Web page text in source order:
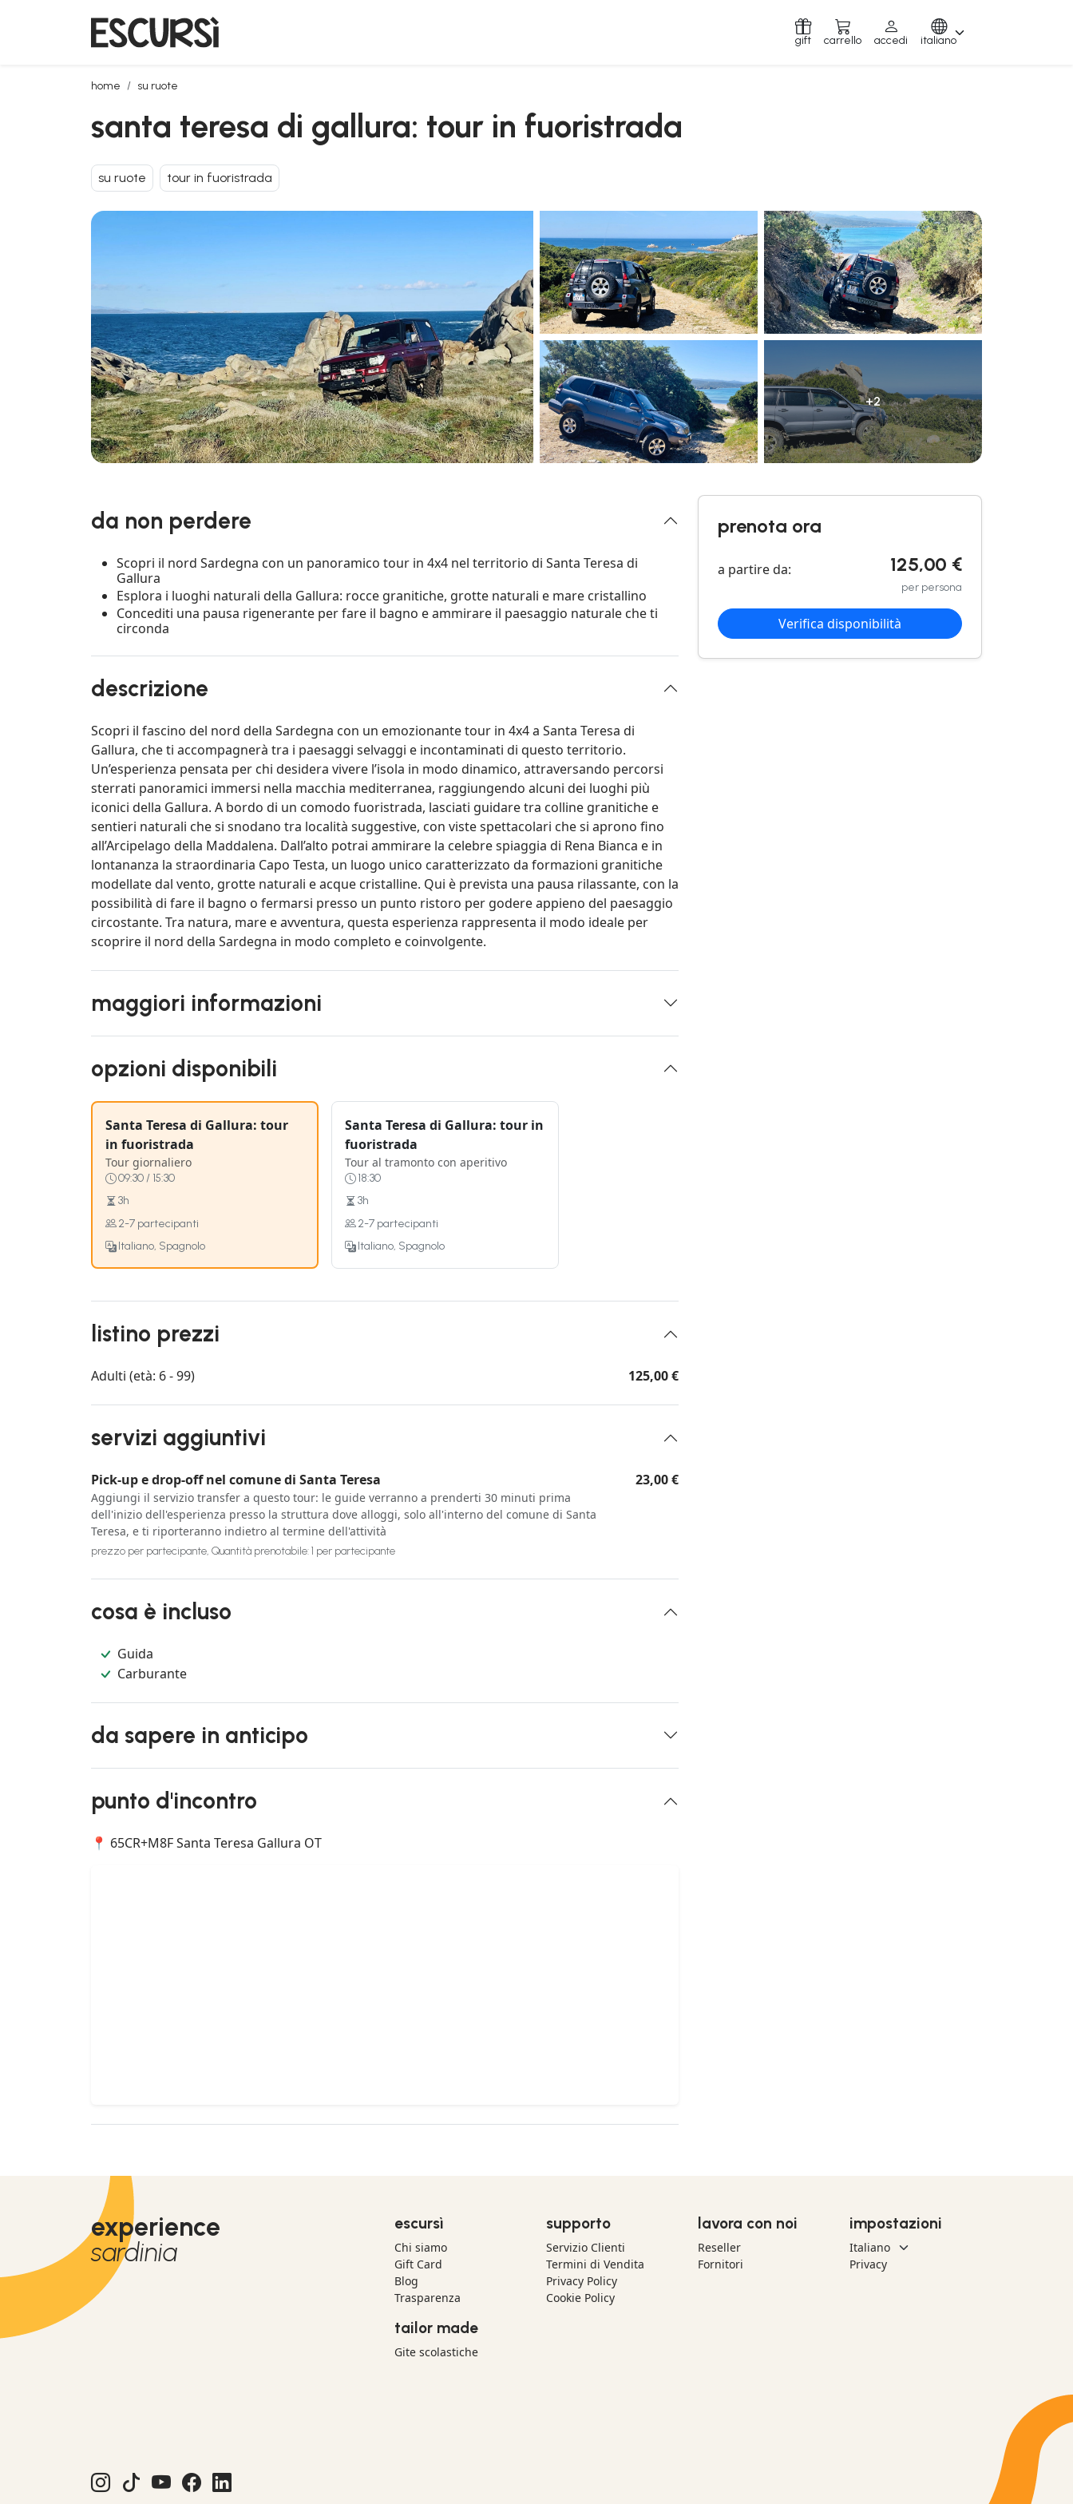
gift carrello accedi italiano
home su ruote
santa teresa di gallura: tour in fuoristrada
santa teresa di gallura: tour in fuoristrada
su ruote tour in fuoristrada
+2
da non perdere
Scopri il nord Sardegna con un panoramico tour in 4x4 nel territorio di Santa Teresa di
Gallura
Esplora i luoghi naturali della Gallura: rocce granitiche, grotte naturali e mare cristallino
Concediti una pausa rigenerante per fare il bagno e ammirare il paesaggio naturale che ti
circonda
descrizione
Scopri il fascino del nord della Sardegna con un emozionante tour in 4x4 a Santa Teresa di
Gallura, che ti accompagnerà tra i paesaggi selvaggi e incontaminati di questo territorio.
Un’esperienza pensata per chi desidera vivere l’isola in modo dinamico, attraversando percorsi
sterrati panoramici immersi nella macchia mediterranea, raggiungendo alcuni dei luoghi più
iconici della Gallura. A bordo di un comodo fuoristrada, lasciati guidare tra colline granitiche e
sentieri naturali che si snodano tra località suggestive, con viste spettacolari che si aprono fino
all’Arcipelago della Maddalena. Dall’alto potrai ammirare la celebre spiaggia di Rena Bianca e in
lontananza la straordinaria Capo Testa, un luogo unico caratterizzato da formazioni granitiche
modellate dal vento, grotte naturali e acque cristalline. Qui è prevista una pausa rilassante, con la
possibilità di fare il bagno o fermarsi presso un punto ristoro per godere appieno del paesaggio
circostante. Tra natura, mare e avventura, questa esperienza rappresenta il modo ideale per
scoprire il nord della Sardegna in modo completo e coinvolgente.
maggiori informazioni
opzioni disponibili
Santa Teresa di Gallura: tour
in fuoristrada
Tour giornaliero
09:30 / 15:30
3h
2-7 partecipanti
Italiano, Spagnolo
Santa Teresa di Gallura: tour in
fuoristrada
Tour al tramonto con aperitivo
18:30
3h
2-7 partecipanti
Italiano, Spagnolo
listino prezzi
Adulti (età: 6 - 99) 125,00 €
servizi aggiuntivi
Pick-up e drop-off nel comune di Santa Teresa
Aggiungi il servizio transfer a questo tour: le guide verranno a prenderti 30 minuti prima
dell'inizio dell'esperienza presso la struttura dove alloggi, solo all'interno del comune di Santa
Teresa, e ti riporteranno indietro al termine dell'attività
23,00 €
prezzo per partecipante, Quantità prenotabile: 1 per partecipante
cosa è incluso
Guida
Carburante
da sapere in anticipo
punto d'incontro
📍 65CR+M8F Santa Teresa Gallura OT
prenota ora
a partire da: 125,00 €
per persona
Verifica disponibilità
experience
sardinia
escursì
Chi siamo
Gift Card
Blog
Trasparenza
tailor made
Gite scolastiche
supporto
Servizio Clienti
Termini di Vendita
Privacy Policy
Cookie Policy
lavora con noi
Reseller
Fornitori
impostazioni
Privacy